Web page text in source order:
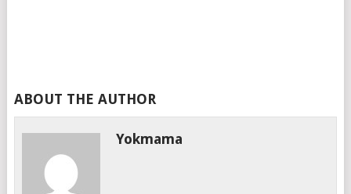
ABOUT THE AUTHOR
Yokmama